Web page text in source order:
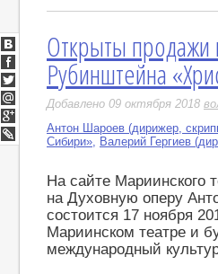
Открыты продажи
Рубинштейна
Добавлено 09 октября 2018
Антон Шароев (дирижер,
Сибири», Валерий Гергиев
На сайте Мариинского
на Духовную оперу
состоится 17 ноября
Мариинском театре и
международный
ВКонтакте
Facebook
Twitter
Мой
Мир
Google+
LiveJournal